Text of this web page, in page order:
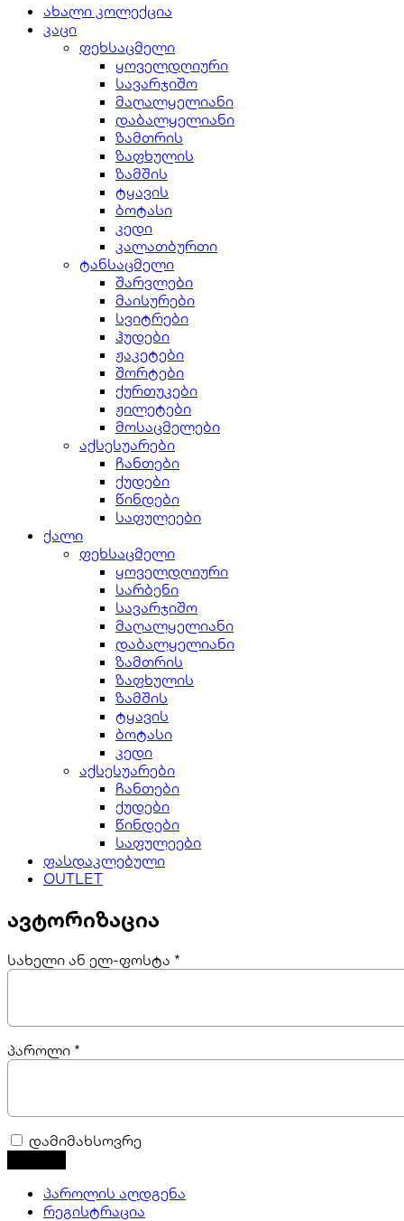
ახალი კოლექცია
კაცი
ფეხსაცმელი
ყოველდღიური
სავარჯიშო
მაღალყელიანი
დაბალყელიანი
ზამთრის
ზაფხულის
ზამშის
ტყავის
ბოტასი
კედი
კალათბურთი
ტანსაცმელი
შარვლები
მაისურები
სვიტრები
ჰუდები
ჟაკეტები
შორტები
ქურთუკები
ჟილეტები
მოსაცმელები
აქსესუარები
ჩანთები
ქუდები
წინდები
საფულეები
ქალი
ფეხსაცმელი
ყოველდღიური
სარბენი
სავარჯიშო
მაღალყელიანი
დაბალყელიანი
ზამთრის
ზაფხულის
ზამშის
ტყავის
ბოტასი
კედი
აქსესუარები
ჩანთები
ქუდები
წინდები
საფულეები
ფასდაკლებული
OUTLET
ავტორიზაცია
სახელი ან ელ-ფოსტა *
პაროლი *
დამიმახსოვრე
პაროლის აღდგენა
რეგისტრაცია